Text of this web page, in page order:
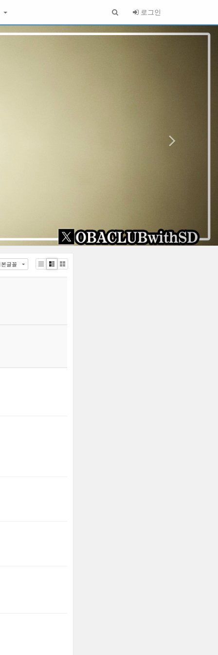
로그인
1
글꼴
ListZineGallery